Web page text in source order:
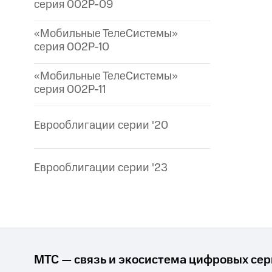
серия 002P-09
«Мобильные ТелеСистемы»
серия 002P-10
«Мобильные ТелеСистемы»
серия 002P-11
Еврооблигации серии '20
Еврооблигации серии '23
МТС — связь и экосистема цифровых